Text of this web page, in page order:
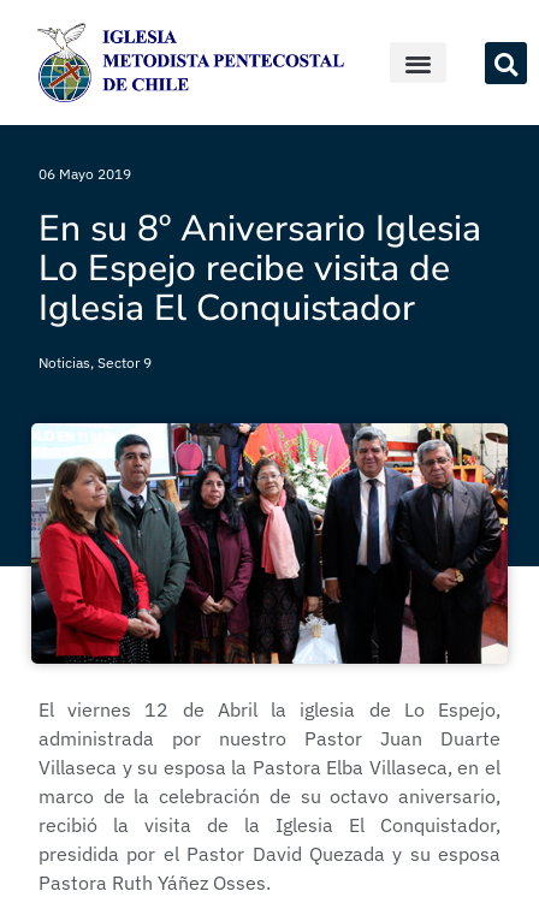
06 Mayo 2019
En su 8º Aniversario Iglesia
Lo Espejo recibe visita de
Iglesia El Conquistador
Noticias, Sector 9
El viernes 12 de Abril la iglesia de Lo Espejo,
administrada por nuestro Pastor Juan Duarte
Villaseca y su esposa la Pastora Elba Villaseca, en el
marco de la celebración de su octavo aniversario,
recibió la visita de la Iglesia El Conquistador,
presidida por el Pastor David Quezada y su esposa
Pastora Ruth Yáñez Osses.